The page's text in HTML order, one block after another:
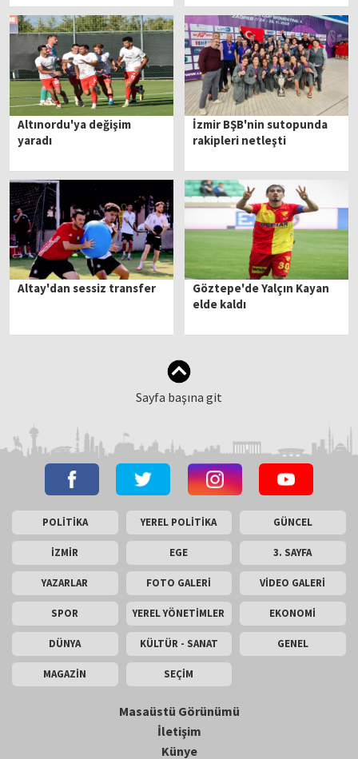
Altınordu'ya değişim
yaradı
İzmir BŞB'nin sutopunda
rakipleri netleşti
Altay'dan sessiz transfer
Göztepe'de Yalçın Kayan
elde kaldı
Sayfa başına git
POLİTİKA YEREL POLİTİKA GÜNCEL
İZMİR EGE 3. SAYFA
YAZARLAR FOTO GALERİ VİDEO GALERİ
SPOR YEREL YÖNETİMLER EKONOMİ
DÜNYA KÜLTÜR - SANAT GENEL
MAGAZİN SEÇİM
Masaüstü Görünümü
İletişim
Künye